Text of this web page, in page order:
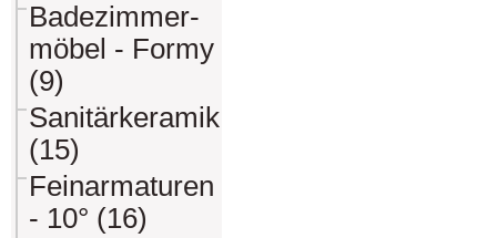
Badezimmer-
möbel - Formy
(9)
Sanitärkeramik
(15)
Feinarmaturen
- 10° (16)